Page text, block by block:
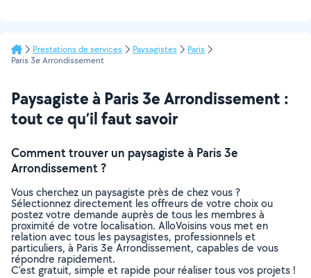
Prestations de services Paysagistes
Paris
Paris 3e Arrondissement
Paysagiste à Paris 3e Arrondissement :
tout ce qu’il faut savoir
Comment trouver un paysagiste à Paris 3e
Arrondissement ?
Vous cherchez un paysagiste près de chez vous ?
Sélectionnez directement les offreurs de votre choix ou
postez votre demande auprès de tous les membres à
proximité de votre localisation. AlloVoisins vous met en
relation avec tous les paysagistes, professionnels et
particuliers, à Paris 3e Arrondissement, capables de vous
répondre rapidement.
C’est gratuit, simple et rapide pour réaliser tous vos projets !